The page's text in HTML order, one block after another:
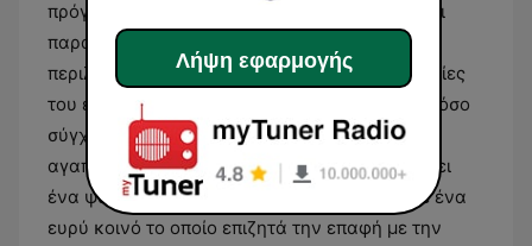
πρόγραμμά του να κυριαρχείται από λαϊκά και
παραδοσιακά ακούσματα. Η ροή του σταθμού
περιλαμβάνει μια επιλογή από γνωστές επιτυχίες
του ελληνικού πενταγράμμου, καλύπτοντας τόσο
σύγχρονες παραγωγές όσο και παλαιότερα
αγαπημένα τραγούδια. Ο σταθμός διαμορφώνει
ένα ψυχαγωγικό προφίλ που απευθύνεται σε ένα
ευρύ κοινό το οποίο επιζητά την επαφή με την
Λήψη εφαρμογής